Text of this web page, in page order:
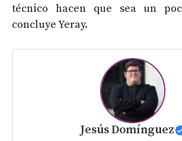
técnico hacen que sea un
concluye Yeray.
Jesús Domínguez